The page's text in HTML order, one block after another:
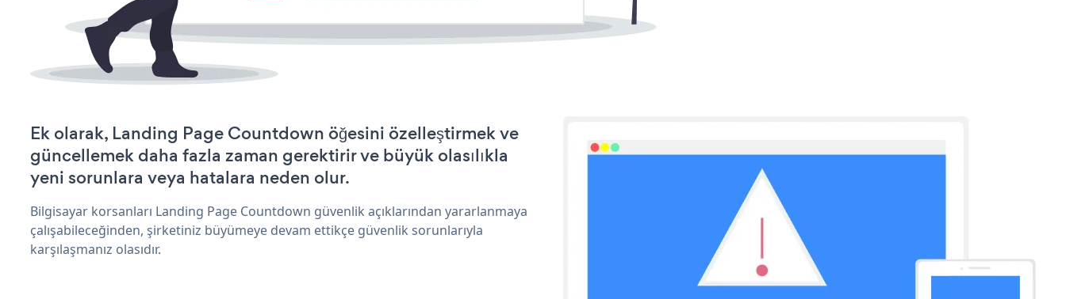
Ek olarak, Landing Page Countdown öğesini özelleştirmek ve
güncellemek daha fazla zaman gerektirir ve büyük olasılıkla
yeni sorunlara veya hatalara neden olur.
Bilgisayar korsanları Landing Page Countdown güvenlik açıklarından yararlanmaya
çalışabileceğinden, şirketiniz büyümeye devam ettikçe güvenlik sorunlarıyla
karşılaşmanız olasıdır.